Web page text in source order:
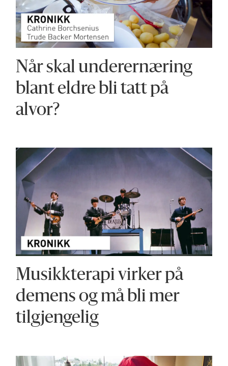
Når skal underernæring
blant eldre bli tatt på
alvor?
Musikkterapi virker på
demens og må bli mer
tilgjengelig